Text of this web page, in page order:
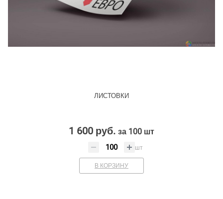
ЛИСТОВКИ
1 600 руб. за 100 шт
шт
В КОРЗИНУ